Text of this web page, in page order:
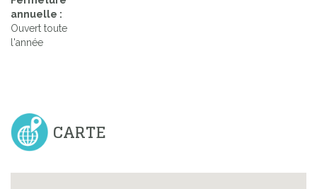
annuelle :
Ouvert toute
l'année
CARTE